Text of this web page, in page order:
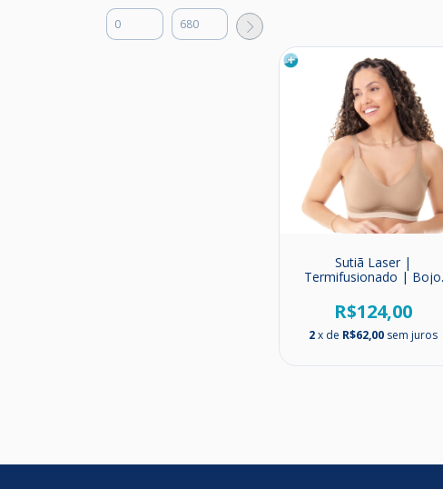
Sutiã Laser |
Termifusionado | Bojo
R$124,00
2x de R$62,00 sem juros